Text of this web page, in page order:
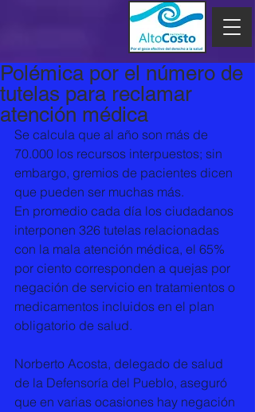
Polémica por el número de
tutelas para reclamar
atención médica
Se calcula que al año son más de
70.000 los recursos interpuestos; sin
embargo, gremios de pacientes dicen
que pueden ser muchas más.
En promedio cada día los ciudadanos
interponen 326 tutelas relacionadas
con la mala atención médica, el 65%
por ciento corresponden a quejas por
negación de servicio en tratamientos o
medicamentos incluidos en el plan
obligatorio de salud.
Norberto Acosta, delegado de salud
de la Defensoría del Pueblo, aseguró
que en varias ocasiones hay negación